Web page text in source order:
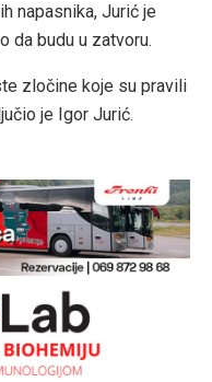
napasnika, Jurić je
da budu u zatvoru.
zločine koje su pravili
je Igor Jurić.